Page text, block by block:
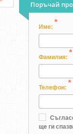
Поръчай
Име:
*
Фамилия:
*
Телефон:
*
ще ги